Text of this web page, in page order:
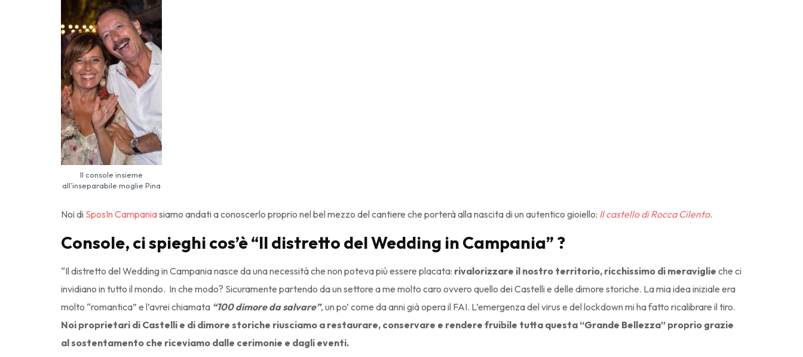
Il console insieme
all’inseparabile moglie Pina
Noi di SposIn Campaniasiamo andati a conoscerlo proprio nel bel mezzo del cantiere che porterà alla nascita di un autentico gioiello: Il castello di Rocca Cilento.
Console, ci spieghi cos’è “Il distretto del Wedding in Campania” ?
“Il distretto del Wedding in Campania nasce da una necessità che non poteva più essere placata: rivalorizzare il nostro territorio, ricchissimo di meraviglie che ci
invidiano in tutto il mondo. In che modo? Sicuramente partendo da un settore a me molto caro ovvero quello dei Castelli e delle dimore storiche. La mia idea iniziale era
molto “romantica” e l’avrei chiamata “100 dimore da salvare”, un po’ come da anni già opera il FAI. L’emergenza del virus e del lockdown mi ha fatto ricalibrare il tiro.
Noi proprietari di Castelli e di dimore storiche riusciamo a restaurare, conservare e rendere fruibile tutta questa “Grande Bellezza” proprio grazie
al sostentamento che riceviamo dalle cerimonie e dagli eventi.